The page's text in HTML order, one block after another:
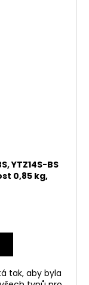
YTZ14S-BS
0,85 kg,
tak, aby byla